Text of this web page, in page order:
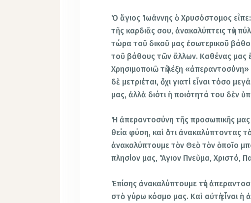
Ὁ ἅγιος Ἰωάννης ὁ Χρυσόστομος
τῆς καρδιᾶς σου, ἀνακαλύπτεις τὴν
τώρα τοῦ δικοῦ μας ἐσωτερικοῦ
τοῦ βάθους τῶν ἄλλων. Καθένας μας
Χρησιμοποιῶ τὴ λέξη
δὲ μετριέται, ὄχι γιατί εἶναι τόσο
μας, ἀλλὰ διότι ἡ ποιότητά του δὲν
Ἡ ἀπεραντοσύνη τῆς προσωπικῆς μας
θεία φύση, καὶ ὅτι ἀνακαλύπτοντας
ἀνακαλύπτουμε τὸν Θεὸ τὸν ὁποῖο
πλησίον μας, Ἅγιον Πνεῦμα, Χριστό,
Ἐπίσης ἀνακαλύπτουμε τὴν
στὸ γύρω κόσμο μας. Καὶ αὐτὴ εἶναι ἡ